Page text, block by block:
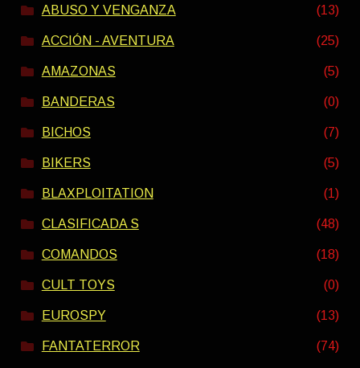
ABUSO Y VENGANZA (13)
ACCIÓN - AVENTURA (25)
AMAZONAS (5)
BANDERAS (0)
BICHOS (7)
BIKERS (5)
BLAXPLOITATION (1)
CLASIFICADA S (48)
COMANDOS (18)
CULT TOYS (0)
EUROSPY (13)
FANTATERROR (74)